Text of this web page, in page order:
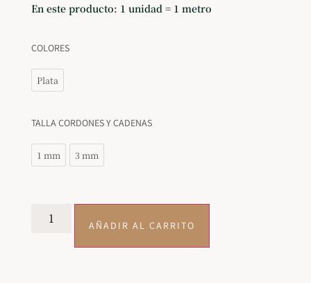
En este producto: 1 unidad = 1 metro
COLORES
Plata
TALLA CORDONES Y CADENAS
1 mm 3 mm
AÑADIR AL CARRITO